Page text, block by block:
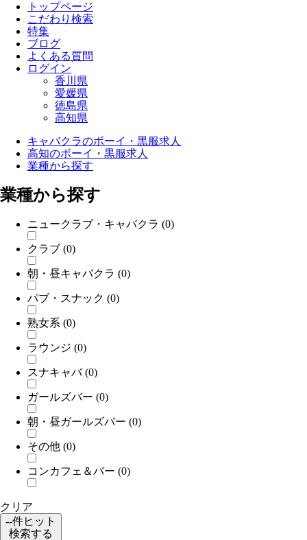
トップページ
こだわり検索
特集
ブログ
よくある質問
ログイン
香川県
愛媛県
徳島県
高知県
キャバクラのボーイ・黒服求人
高知のボーイ・黒服求人
業種から探す
業種から探す
ニュークラブ・キャバクラ (0)
クラブ (0)
朝・昼キャバクラ (0)
パブ・スナック (0)
熟女系 (0)
ラウンジ (0)
スナキャバ(0)
ガールズバー (0)
朝・昼ガールズバー (0)
その他 (0)
コンカフェ＆バー (0)
クリア
--件ヒット
検索する